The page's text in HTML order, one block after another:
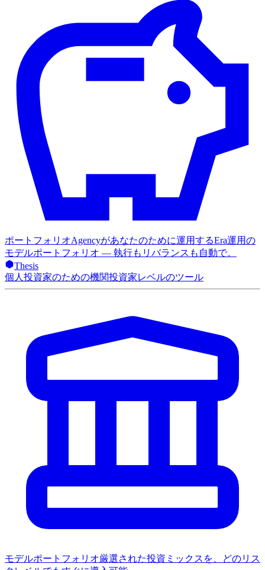
ポートフォリオAgencyがあなたのために運用するEra運用の
モデルポートフォリオ — 執行もリバランスも自動で。
Thesis
個人投資家のための機関投資家レベルのツール
モデルポートフォリオ厳選された投資ミックスを、どのリス